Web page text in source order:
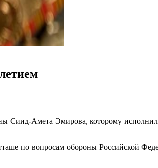
Сиид-Амета Эмирова, которому
по вопросам обороны Российской